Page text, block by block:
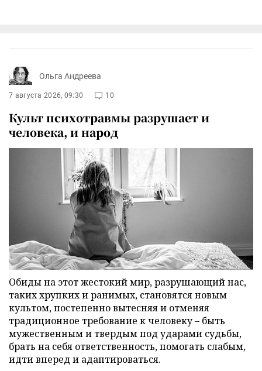
Ольга Андреева
7 августа 2026, 09:30 10
Культ психотравмы разрушает и
человека, и народ
Обиды на этот жестокий мир, разрушающий нас,
таких хрупких и ранимых, становятся новым
культом, постепенно вытесняя и отменяя
традиционное требование к человеку – быть
мужественным и твердым под ударами судьбы,
брать на себя ответственность, помогать слабым,
идти вперед и адаптироваться.